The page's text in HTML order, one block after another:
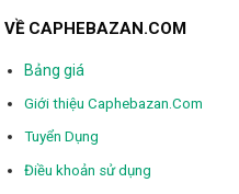
VỀ CAPHEBAZAN.COM
Bảng giá
Giới thiệu Caphebazan.Com
Tuyển Dụng
Điều khoản sử dụng